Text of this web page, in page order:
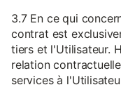
3.7 En ce qui
contrat est
tiers et l'Utilisateur.
relation
services à